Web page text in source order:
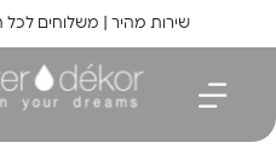
שירות מהיר | משלוחים